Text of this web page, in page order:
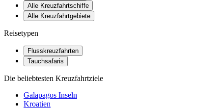
Alle Kreuzfahrtschiffe
Alle Kreuzfahrtgebiete
Reisetypen
Flusskreuzfahrten
Tauchsafaris
Die beliebtesten Kreuzfahrtziele
Galapagos Inseln
Kroatien